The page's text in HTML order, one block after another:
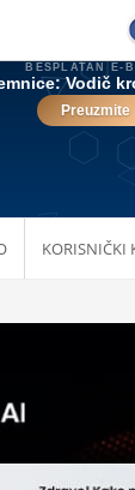
KORISNIČKI